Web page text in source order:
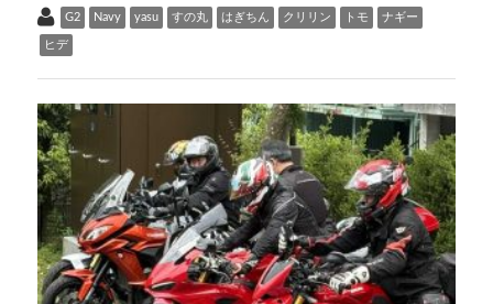
G2 Navy yasu すの丸 はぎちん クリリン トモ ナギー
ヒデ